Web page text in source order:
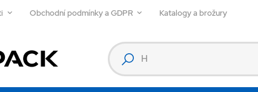
Obchodní podmínky a GDPR Katalogy a brožury